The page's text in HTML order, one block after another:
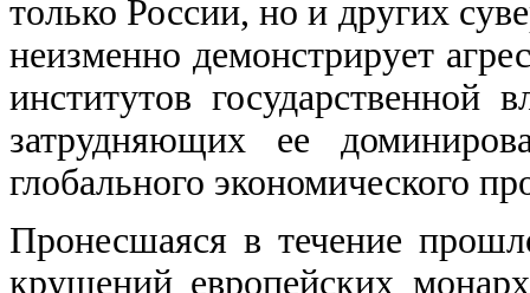
только России, но и других
неизменно демонстрирует
институтов государственной
затрудняющих ее
глобального экономического
Пронесшаяся в течение
крушений европейских